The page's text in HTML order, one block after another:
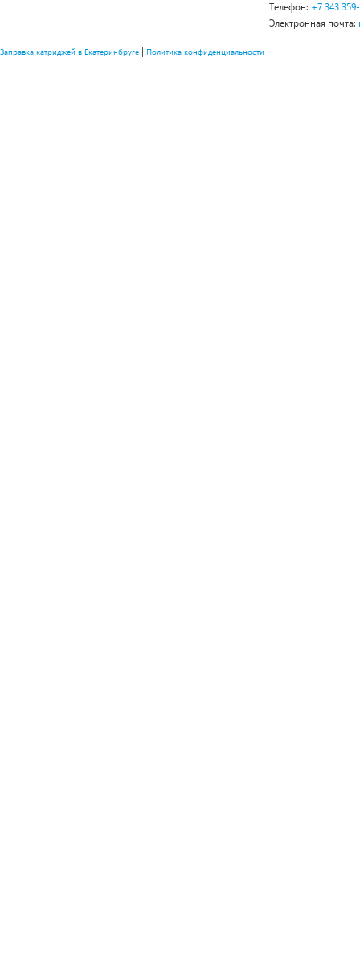
Телефон: +7 343
Электронная почта:
Заправка катриджей в Екатеринбруге | Политика конфиденциальности